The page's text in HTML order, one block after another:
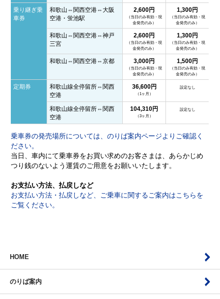
乗り継ぎ乗
車券
和歌山⇔関西空港⇔大阪
空港・蛍池駅
2,600円
（当日のみ有効・現
金発売のみ）
1,300円
（当日のみ有効・現
金発売のみ）
和歌山⇔関西空港⇔神戸
三宮
2,600円
（当日のみ有効・現
金発売のみ）
1,300円
（当日のみ有効・現
金発売のみ）
和歌山⇔関西空港⇔京都 3,000円
（当日のみ有効・現
金発売のみ）
1,500円
（当日のみ有効・現
金発売のみ）
定期券
和歌山線全停留所⇔関西
空港
36,600円
（1ヶ月）
設定なし
和歌山線全停留所⇔関西
空港
104,310円
（3ヶ月）
設定なし
乗車券の発売場所については、のりば案内ページよりご確認く
ださい。
当日、車内にて乗車券をお買い求めのお客さまは、あらかじめ
つり銭のないよう運賃のご用意をお願いいたします。
お支払い方法、払戻しなど
お支払い方法・払戻しなど、ご乗車に関するご案内はこちらを
ご覧ください。
HOME
のりば案内